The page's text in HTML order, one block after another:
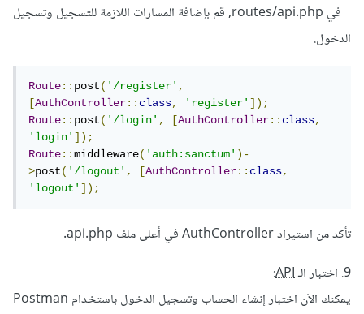
في routes/api.php, قم بإضافة المسارات اللازمة للتسجيل وتسجيل
الدخول.
Route::post('/register',
[AuthController::class, 'register']);
Route::post('/login', [AuthController::class,
'login']);
Route::middleware('auth:sanctum')-
>post('/logout', [AuthController::class,
'logout']);
تأكد من استيراد AuthController في أعلى ملف api.php.
9. اختبار الـ
API
:
يمكنك الآن اختبار إنشاء الحساب وتسجيل الدخول باستخدام Postman